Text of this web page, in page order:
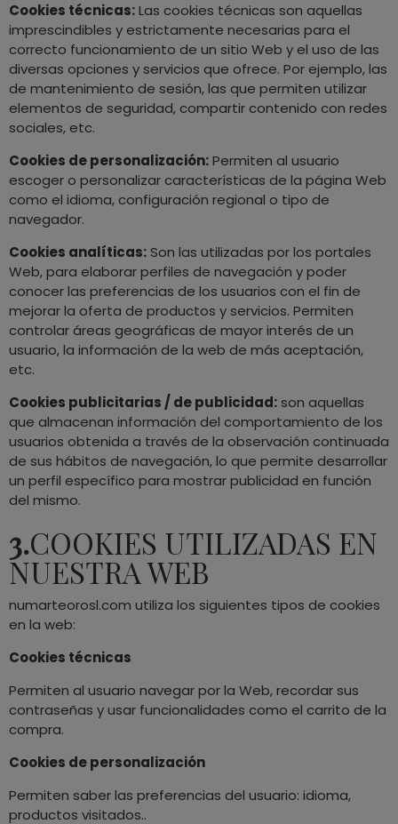
Cookies técnicas:Las cookies técnicas son aquellas
imprescindibles y estrictamente necesarias para el
correcto funcionamiento de un sitio Web y el uso de las
diversas opciones y servicios que ofrece. Por ejemplo, las
de mantenimiento de sesión, las que permiten utilizar
elementos de seguridad, compartir contenido con redes
sociales, etc.
Cookies de personalización:Permiten al usuario
escoger o personalizar características de la página Web
como el idioma, configuración regional o tipo de
navegador.
Cookies analíticas:Son las utilizadas por los portales
Web, para elaborar perfiles de navegación y poder
conocer las preferencias de los usuarios con el fin de
mejorar la oferta de productos y servicios. Permiten
controlar áreas geográficas de mayor interés de un
usuario, la información de la web de más aceptación,
etc.
Cookies publicitarias / de publicidad: son aquellas
que almacenan información del comportamiento de los
usuarios obtenida a través de la observación continuada
de sus hábitos de navegación, lo que permite desarrollar
un perfil específico para mostrar publicidad en función
del mismo.
3.COOKIES UTILIZADAS EN
NUESTRA WEB
numarteorosl.com utiliza los siguientes tipos de cookies
en la web:
Cookies técnicas
Permiten al usuario navegar por la Web, recordar sus
contraseñas y usar funcionalidades como el carrito de la
compra.
Cookies de personalización
Permiten saber las preferencias del usuario: idioma,
productos visitados..